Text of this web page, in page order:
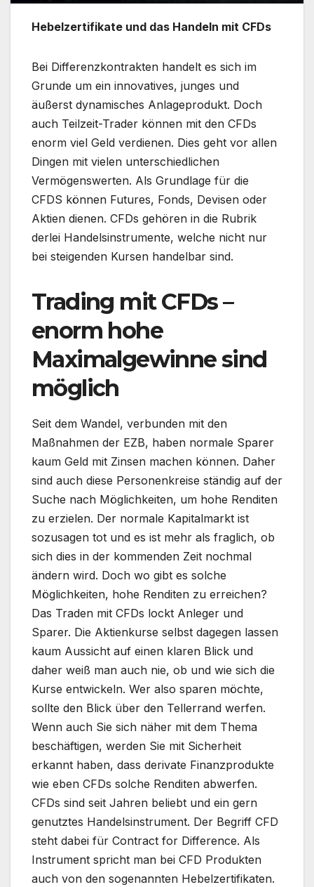
Hebelzertifikate und das Handeln mit CFDs
Bei Differenzkontrakten handelt es sich im
Grunde um ein innovatives, junges und
äußerst dynamisches Anlageprodukt. Doch
auch Teilzeit-Trader können mit den CFDs
enorm viel Geld verdienen. Dies geht vor allen
Dingen mit vielen unterschiedlichen
Vermögenswerten. Als Grundlage für die
CFDS können Futures, Fonds, Devisen oder
Aktien dienen. CFDs gehören in die Rubrik
derlei Handelsinstrumente, welche nicht nur
bei steigenden Kursen handelbar sind.
Trading mit CFDs –
enorm hohe
Maximalgewinne sind
möglich
Seit dem Wandel, verbunden mit den
Maßnahmen der EZB, haben normale Sparer
kaum Geld mit Zinsen machen können. Daher
sind auch diese Personenkreise ständig auf der
Suche nach Möglichkeiten, um hohe Renditen
zu erzielen. Der normale Kapitalmarkt ist
sozusagen tot und es ist mehr als fraglich, ob
sich dies in der kommenden Zeit nochmal
ändern wird. Doch wo gibt es solche
Möglichkeiten, hohe Renditen zu erreichen?
Das Traden mit CFDs lockt Anleger und
Sparer. Die Aktienkurse selbst dagegen lassen
kaum Aussicht auf einen klaren Blick und
daher weiß man auch nie, ob und wie sich die
Kurse entwickeln. Wer also sparen möchte,
sollte den Blick über den Tellerrand werfen.
Wenn auch Sie sich näher mit dem Thema
beschäftigen, werden Sie mit Sicherheit
erkannt haben, dass derivate Finanzprodukte
wie eben CFDs solche Renditen abwerfen.
CFDs sind seit Jahren beliebt und ein gern
genutztes Handelsinstrument. Der Begriff CFD
steht dabei für Contract for Difference. Als
Instrument spricht man bei CFD Produkten
auch von den sogenannten Hebelzertifikaten.